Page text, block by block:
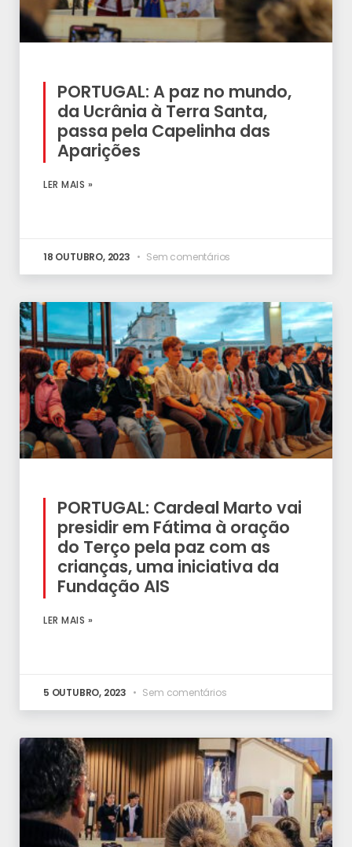
PORTUGAL: A paz no mundo,
da Ucrânia à Terra Santa,
passa pela Capelinha das
Aparições
LER MAIS »
18 OUTUBRO, 2023 Sem comentários
PORTUGAL: Cardeal Marto vai
presidir em Fátima à oração
do Terço pela paz com as
crianças, uma iniciativa da
Fundação AIS
LER MAIS »
5 OUTUBRO, 2023 Sem comentários